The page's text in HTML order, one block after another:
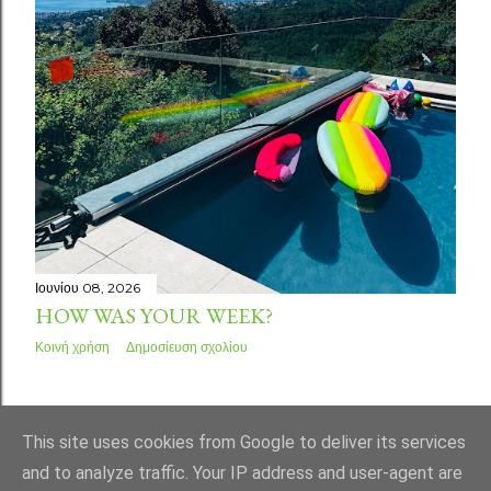
Ιουνίου 08, 2026
HOW WAS YOUR WEEK?
Κοινή χρήση Δημοσίευση σχολίου
ΠΑΛΑΙΌΤΕΡΕΣ ΑΝΑΡΤΉΣΕΙΣ
This site uses cookies from Google to deliver its services
and to analyze traffic. Your IP address and user-agent are